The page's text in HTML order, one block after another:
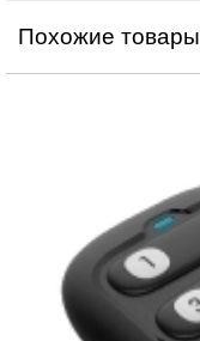
Похожие товары